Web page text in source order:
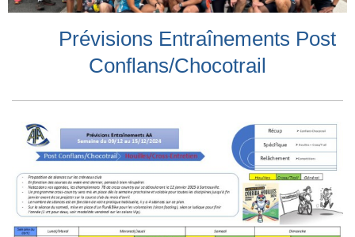
Prévisions Entraînements Post
Conflans/Chocotrail